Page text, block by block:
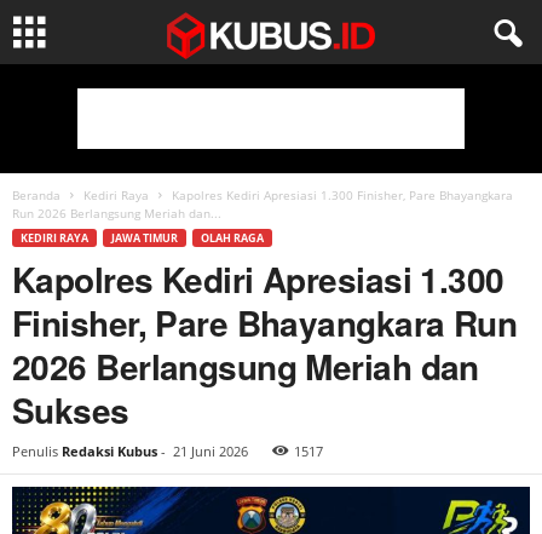
Beranda Kediri Raya
Kapolres Kediri Apresiasi 1.300 Finisher, Pare Bhayangkara
Run 2026 Berlangsung Meriah dan...
KEDIRI RAYA JAWA TIMUR OLAH RAGA
Kapolres Kediri Apresiasi 1.300
Finisher, Pare Bhayangkara Run
2026 Berlangsung Meriah dan
Sukses
Penulis Redaksi Kubus - 21 Juni 2026 1517